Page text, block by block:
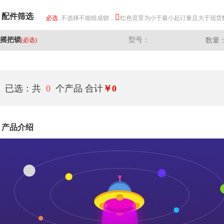
配件筛选 必选 ,不选择不能组成锁， 红色背景为小于最小起订量且大于现
摇把锁(必选) 型号： 数量
已选：共 0 个产品 合计 ￥0
产品介绍